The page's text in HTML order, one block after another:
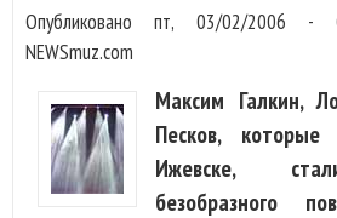
Опубликованопт, 03/02/2006 -
NEWSmuz.com
Максим Галкин,
Песков,
Ижевске,
безобразного